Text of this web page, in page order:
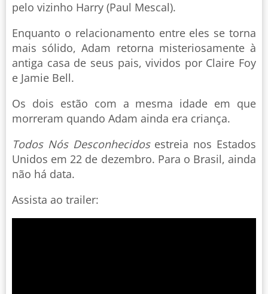
pelo vizinho Harry (Paul Mescal).
Enquanto o relacionamento entre eles se torna
mais sólido, Adam retorna misteriosamente à
antiga casa de seus pais, vividos por Claire Foy
e Jamie Bell.
Os dois estão com a mesma idade em que
morreram quando Adam ainda era criança.
Todos Nós Desconhecidosestreia nos Estados
Unidos em 22 de dezembro. Para o Brasil, ainda
não há data.
Assista ao trailer: